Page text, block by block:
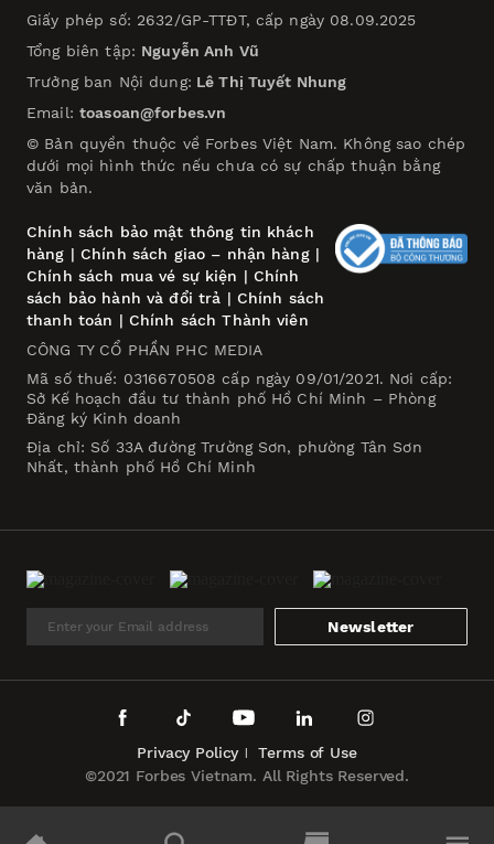
Giấy phép số: 2632/GP-TTĐT, cấp ngày 08.09.2025
Tổng biên tập: Nguyễn Anh Vũ
Trưởng ban Nội dung: Lê Thị Tuyết Nhung
Email: toasoan@forbes.vn
© Bản quyền thuộc về Forbes Việt Nam. Không sao chép
dưới mọi hình thức nếu chưa có sự chấp thuận bằng
văn bản.
Chính sách bảo mật thông tin khách
hàng | Chính sách giao – nhận hàng|
Chính sách mua vé sự kiện | Chính
sách bảo hành và đổi trả | Chính sách
thanh toán | Chính sách Thành viên
CÔNG TY CỔ PHẦN PHC MEDIA
Mã số thuế: 0316670508 cấp ngày 09/01/2021. Nơi cấp:
Sở Kế hoạch đầu tư thành phố Hồ Chí Minh – Phòng
Đăng ký Kinh doanh
Địa chỉ: Số 33A đường Trường Sơn, phường Tân Sơn
Nhất, thành phố Hồ Chí Minh
Newsletter
©2021 Forbes Vietnam. All Rights Reserved.
Privacy Policy Terms of Use